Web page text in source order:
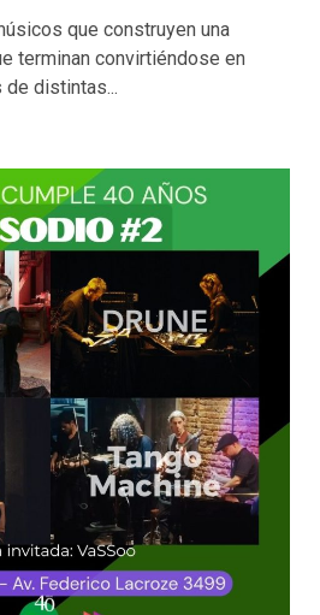
que construyen una
terminan convirtiéndose en
distintas...